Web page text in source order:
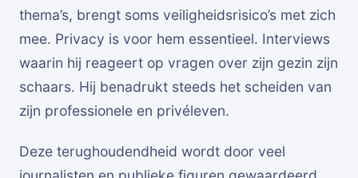
thema’s, brengt soms veiligheidsrisico’s met zich
mee. Privacy is voor hem essentieel. Interviews
waarin hij reageert op vragen over zijn gezin zijn
schaars. Hij benadrukt steeds het scheiden van
zijn professionele en privéleven.
Deze terughoudendheid wordt door veel